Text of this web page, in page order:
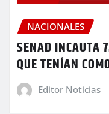
NACIONALES
SENAD INCAUTA
QUE TENÍAN
Editor Noticias